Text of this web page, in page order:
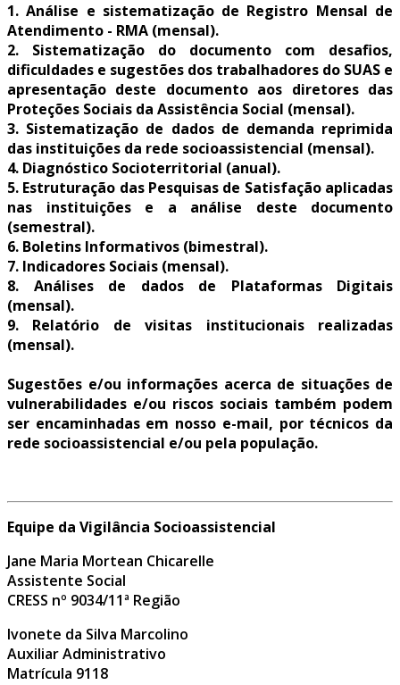
1. Análise e sistematização de Registro Mensal de
Atendimento - RMA (mensal).
2. Sistematização do documento com desafios,
dificuldades e sugestões dos trabalhadores do SUAS e
apresentação deste documento aos diretores das
Proteções Sociais da Assistência Social (mensal).
3. Sistematização de dados de demanda reprimida
das instituições da rede socioassistencial (mensal).
4. Diagnóstico Socioterritorial (anual).
5. Estruturação das Pesquisas de Satisfação aplicadas
nas instituições e a análise deste documento
(semestral).
6. Boletins Informativos (bimestral).
7. Indicadores Sociais (mensal).
8. Análises de dados de Plataformas Digitais
(mensal).
9. Relatório de visitas institucionais realizadas
(mensal).
Sugestões e/ou informações acerca de situações de
vulnerabilidades e/ou riscos sociais também podem
ser encaminhadas em nosso e-mail, por técnicos da
rede socioassistencial e/ou pela população.
Equipe da Vigilância Socioassistencial
Jane Maria Mortean Chicarelle
Assistente Social
CRESS nº 9034/11ª Região
Ivonete da Silva Marcolino
Auxiliar Administrativo
Matrícula 9118